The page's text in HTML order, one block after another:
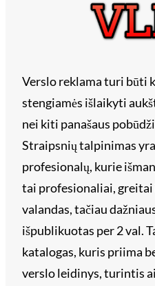
Verslo reklama turi būti
stengiamės išlaikyti
nei kiti panašaus
Straipsnių talpinimas
profesionalų, kurie
tai profesionaliai, greitai
valandas, tačiau
išpublikuotas per 2 val.
katalogas, kuris priima
verslo leidinys, turintis